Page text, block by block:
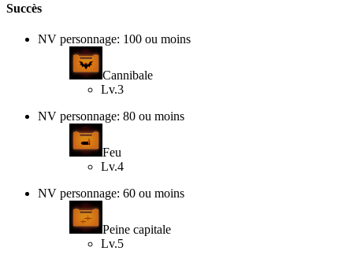
Succès
NV personnage: 100 ou moins
Cannibale
Lv.3
NV personnage: 80 ou moins
Feu
Lv.4
NV personnage: 60 ou moins
Peine capitale
Lv.5